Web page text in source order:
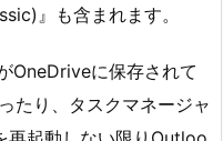
』も含まれます。
OneDriveに保存されて
たり、タスクマネージャ